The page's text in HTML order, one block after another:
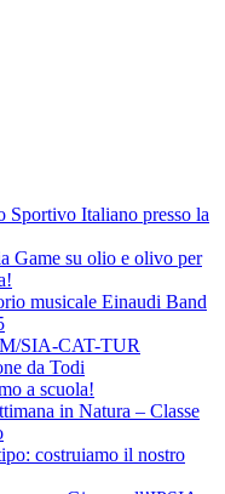
Sportivo Italiano presso la
Game su olio e olivo per
musicale Einaudi Band
SIA-CAT-TUR
da Todi
a scuola!
in Natura – Classe
costruiamo il nostro